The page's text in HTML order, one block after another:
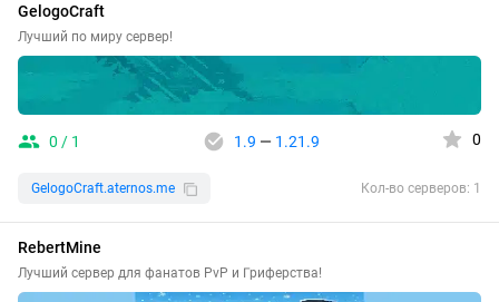
GelogoCraft
Лучший по миру сервер!
0 / 1 1.9 — 1.21.9 0
GelogoCraft.aternos.me Кол-во серверов: 1
RebertMine
Лучший сервер для фанатов PvP и Гриферства!